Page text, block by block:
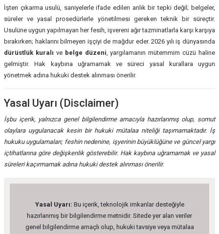
İşten çıkarma usulü, saniyelerle ifade edilen anlık bir tepki değil; belgeler,
süreler ve yasal prosedürlerle yönetilmesi gereken teknik bir süreçtir.
Usulüne uygun yapılmayan her fesih, işvereni ağır tazminatlarla karşı karşıya
bırakırken; haklarını bilmeyen işçiyi de mağdur eder. 2026 yılı iş dünyasında
dürüstlük kuralı ve belge düzeni, yargılamanın mütemmim cüzü haline
gelmiştir. Hak kaybına uğramamak ve süreci yasal kurallara uygun
yönetmek adına hukuki destek alınması önerilir.
Yasal Uyarı (Disclaimer)
İşbu içerik, yalnızca genel bilgilendirme amacıyla hazırlanmış olup, somut
olaylara uygulanacak kesin bir hukuki mütalaa niteliği taşımamaktadır. İş
hukuku uygulamaları; feshin nedenine, işyerinin büyüklüğüne ve güncel yargı
içtihatlarına göre değişkenlik gösterebilir. Hak kaybına uğramamak ve yasal
süreleri kaçırmamak adına hukuki destek alınması önerilir.
Yasal Uyarı: Bu içerik, teknolojik imkanlar desteğiyle
hazırlanmış bir bilgilendirme metnidir. Sitede yer alan veriler
genel bilgilendirme amaçlı olup, hukuki tavsiye veya mütalaa